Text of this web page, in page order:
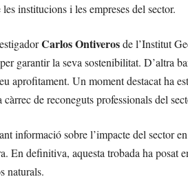
institucions i les empreses del sector.
Carlos Ontiverosde l’Institut
garantir la seva sostenibilitat. D’altra
aprofitament. Un moment destacat ha
de reconeguts professionals del
informació sobre l’impacte del sector
En definitiva, aquesta trobada ha posat
naturals.